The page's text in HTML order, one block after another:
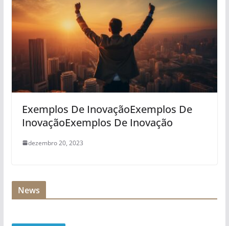
Exemplos De InovaçãoExemplos De
InovaçãoExemplos De Inovação
dezembro 20, 2023
News